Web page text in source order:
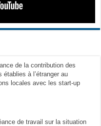
de la contribution des
à l’étranger au
locales avec les start-up
de travail sur la situation